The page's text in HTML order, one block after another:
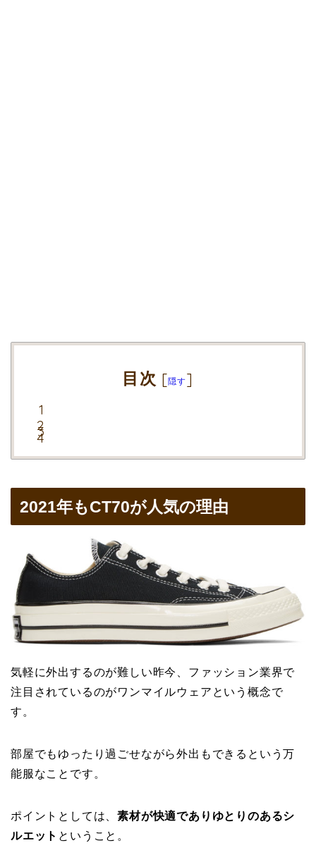
目次 [隠す]
2021年もCT70が人気の理由
気軽に外出するのが難しい昨今、ファッション業界で
注目されているのがワンマイルウェアという概念で
す。
部屋でもゆったり過ごせながら外出もできるという万
能服なことです。
ポイントとしては、素材が快適でありゆとりのあるシ
ルエット ということ。